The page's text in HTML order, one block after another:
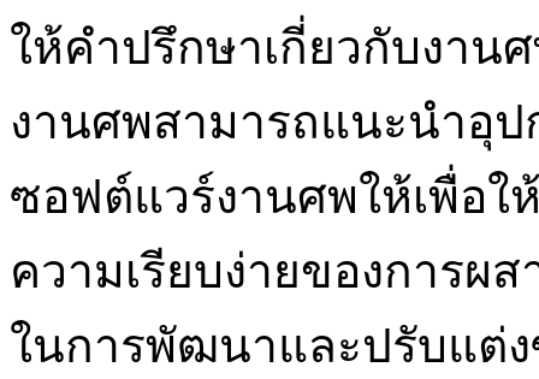
ให้คำปรึกษาเกี่ยวกับงา
งานศพสามารถแนะนำอุ
ซอฟต์แวร์งานศพให้เพื่อ
ความเรียบง่ายของการผ
ในการพัฒนาและปรับแต่